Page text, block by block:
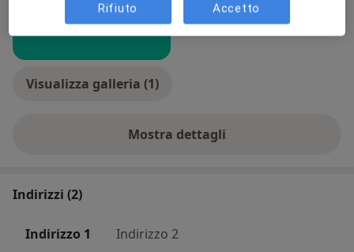
Visualizza galleria (1)
Mostra dettagli
sull'esperienza
Indirizzi (2)
Indirizzo 1 Indirizzo 2
Rifiuto Accetto